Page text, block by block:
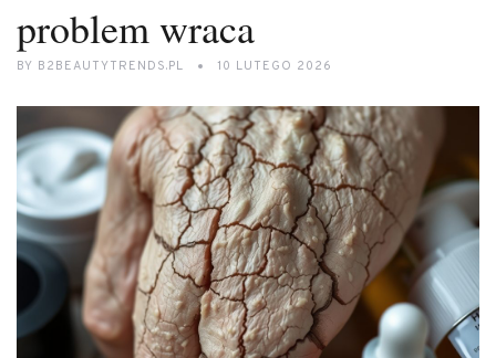
problem wraca
BY B2BEAUTYTRENDS.PL 10 LUTEGO 2026